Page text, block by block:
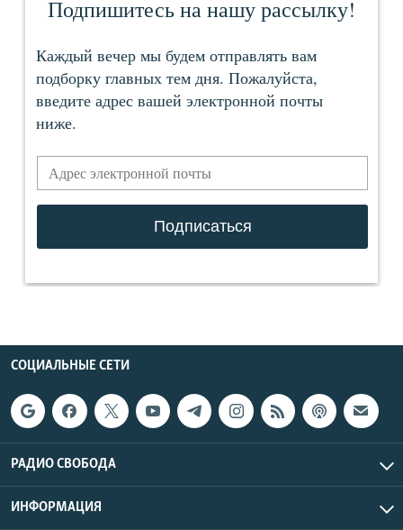
СОЦИАЛЬНЫЕ СЕТИ
РАДИО СВОБОДА
ИНФОРМАЦИЯ